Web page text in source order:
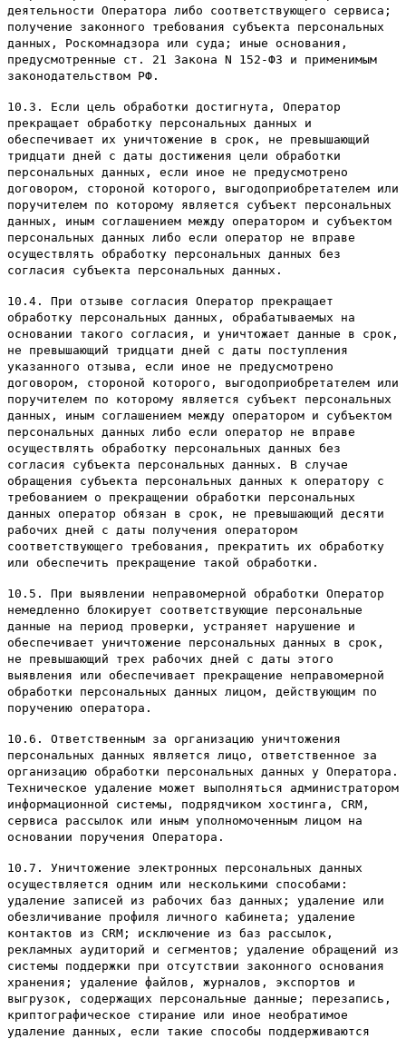
деятельности Оператора либо соответствующего сервиса;
получение законного требования субъекта персональных
данных, Роскомнадзора или суда; иные основания,
предусмотренные ст. 21 Закона N 152-ФЗ и применимым
законодательством РФ.
10.3. Если цель обработки достигнута, Оператор
прекращает обработку персональных данных и
обеспечивает их уничтожение в срок, не превышающий
тридцати дней с даты достижения цели обработки
персональных данных, если иное не предусмотрено
договором, стороной которого, выгодоприобретателем или
поручителем по которому является субъект персональных
данных, иным соглашением между оператором и субъектом
персональных данных либо если оператор не вправе
осуществлять обработку персональных данных без
согласия субъекта персональных данных.
10.4. При отзыве согласия Оператор прекращает
обработку персональных данных, обрабатываемых на
основании такого согласия, и уничтожает данные в срок,
не превышающий тридцати дней с даты поступления
указанного отзыва, если иное не предусмотрено
договором, стороной которого, выгодоприобретателем или
поручителем по которому является субъект персональных
данных, иным соглашением между оператором и субъектом
персональных данных либо если оператор не вправе
осуществлять обработку персональных данных без
согласия субъекта персональных данных. В случае
обращения субъекта персональных данных к оператору с
требованием о прекращении обработки персональных
данных оператор обязан в срок, не превышающий десяти
рабочих дней с даты получения оператором
соответствующего требования, прекратить их обработку
или обеспечить прекращение такой обработки.
10.5. При выявлении неправомерной обработки Оператор
немедленно блокирует соответствующие персональные
данные на период проверки, устраняет нарушение и
обеспечивает уничтожение персональных данных в срок,
не превышающий трех рабочих дней с даты этого
выявления или обеспечивает прекращение неправомерной
обработки персональных данных лицом, действующим по
поручению оператора.
10.6. Ответственным за организацию уничтожения
персональных данных является лицо, ответственное за
организацию обработки персональных данных у Оператора.
Техническое удаление может выполняться администратором
информационной системы, подрядчиком хостинга, CRM,
сервиса рассылок или иным уполномоченным лицом на
основании поручения Оператора.
10.7. Уничтожение электронных персональных данных
осуществляется одним или несколькими способами:
удаление записей из рабочих баз данных; удаление или
обезличивание профиля личного кабинета; удаление
контактов из CRM; исключение из баз рассылок,
рекламных аудиторий и сегментов; удаление обращений из
системы поддержки при отсутствии законного основания
хранения; удаление файлов, журналов, экспортов и
выгрузок, содержащих персональные данные; перезапись,
криптографическое стирание или иное необратимое
удаление данных, если такие способы поддерживаются